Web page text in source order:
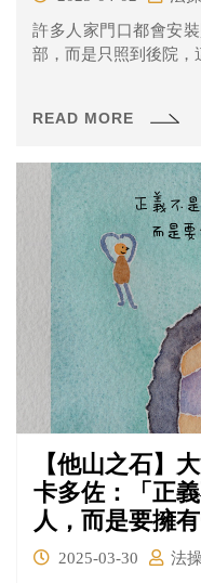
許多人家門口都會安
部，而是只照到後院，
READ MORE
【他山之石】
卡多佐：「正
人，而是要擁
2025-03-30
法